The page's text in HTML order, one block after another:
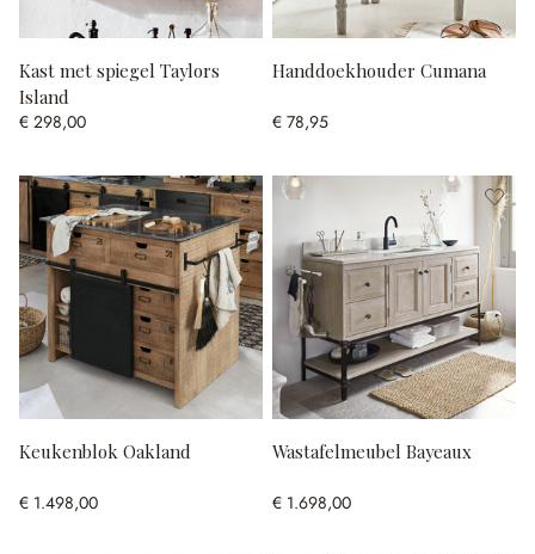
Kast met spiegel Taylors
Island
€ 298,00
Handdoekhouder Cumana
€ 78,95
Keukenblok Oakland
€ 1.498,00
Wastafelmeubel Bayeaux
€ 1.698,00